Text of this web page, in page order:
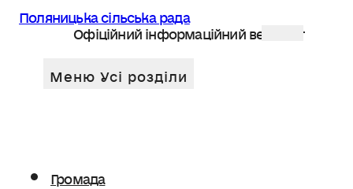
Поляницька сільська рада
Офіційний інформаційний веб сайт
Громада